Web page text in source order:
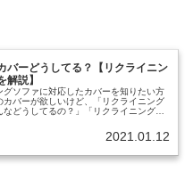
バーどうしてる？【リクライニン
解説】
グソファに対応したカバーを知りたい方
カバーが欲しいけど、「リクライニング
どうしてるの？」「リクライニング対
2021.01.12